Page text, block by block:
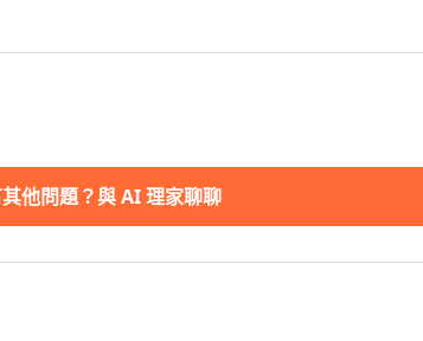
他問題？與 AI 理家聊聊